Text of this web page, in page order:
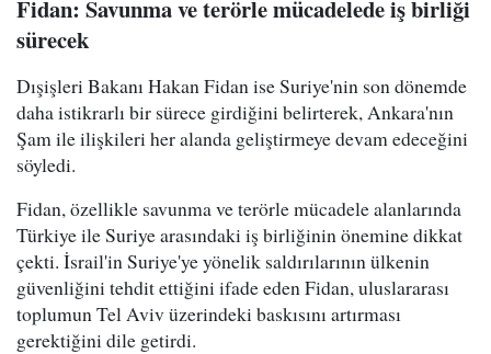
Fidan: Savunma ve terörle mücadelede iş birliği
sürecek
Dışişleri Bakanı Hakan Fidan ise Suriye'nin son dönemde
daha istikrarlı bir sürece girdiğini belirterek, Ankara'nın
Şam ile ilişkileri her alanda geliştirmeye devam edeceğini
söyledi.
Fidan, özellikle savunma ve terörle mücadele alanlarında
Türkiye ile Suriye arasındaki iş birliğinin önemine dikkat
çekti. İsrail'in Suriye'ye yönelik saldırılarının ülkenin
güvenliğini tehdit ettiğini ifade eden Fidan, uluslararası
toplumun Tel Aviv üzerindeki baskısını artırması
gerektiğini dile getirdi.